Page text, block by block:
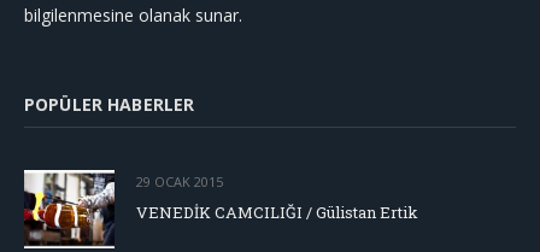
bilgilenmesine olanak sunar.
POPÜLER HABERLER
29 OCAK 2015
VENEDİK CAMCILIĞI / Gülistan Ertik